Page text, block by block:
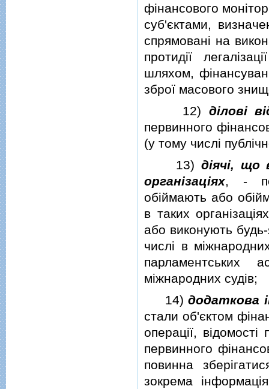
фiнансового
суб'єктами,
спрямованi на
протидiї
шляхом,
зброї масового
12) дiловi
первинного
(у тому числi
13) дiячi, що
органiзацiях, -
обiймають або
в таких
або виконують
числi в
парламентських
мiжнародних судiв;
14)додаткова
стали об'єктом
операцiї, вiдомостi
первинного
повинна
зокрема